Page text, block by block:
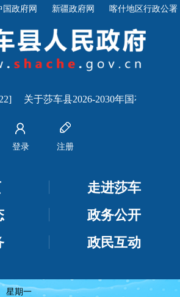
国政府网 新疆政府网 喀什地区行政公署
关于莎车县2026-2030年国有农用地发包
登录 注册
走进莎车
政务公开
政民互动
星期一